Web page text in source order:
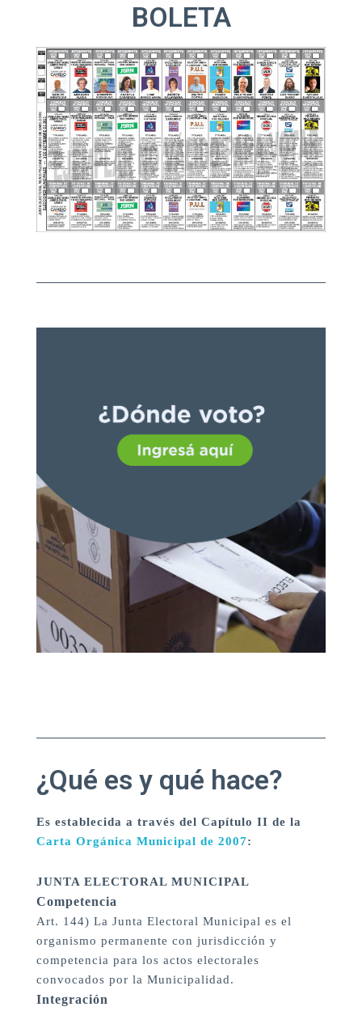
BOLETA
¿Qué es y qué hace?
Es establecida a través del Capítulo II de la
Carta Orgánica Municipal de 2007:
JUNTA ELECTORAL MUNICIPAL
Competencia
Art. 144) La Junta Electoral Municipal es el
organismo permanente con jurisdicción y
competencia para los actos electorales
convocados por la Municipalidad.
Integración